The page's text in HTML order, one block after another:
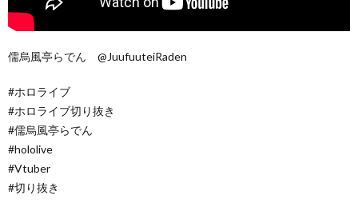
儒烏風亭らでん @JuufuuteiRaden
#ホロライブ
#ホロライブ切り抜き
#儒烏風亭らでん
#hololive
#Vtuber
#切り抜き